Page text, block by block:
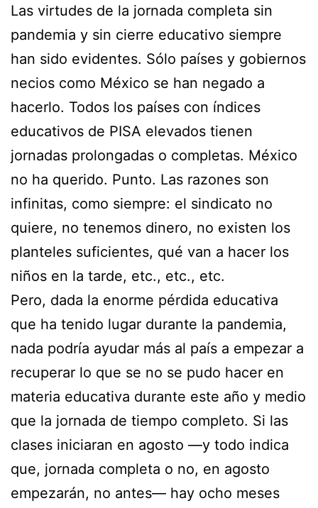
Las virtudes de la jornada completa sin
pandemia y sin cierre educativo siempre
han sido evidentes. Sólo países y gobiernos
necios como México se han negado a
hacerlo. Todos los países con índices
educativos de PISA elevados tienen
jornadas prolongadas o completas. México
no ha querido. Punto. Las razones son
infinitas, como siempre: el sindicato no
quiere, no tenemos dinero, no existen los
planteles suficientes, qué van a hacer los
niños en la tarde, etc., etc., etc.
Pero, dada la enorme pérdida educativa
que ha tenido lugar durante la pandemia,
nada podría ayudar más al país a empezar a
recuperar lo que se no se pudo hacer en
materia educativa durante este año y medio
que la jornada de tiempo completo. Si las
clases iniciaran en agosto —y todo indica
que, jornada completa o no, en agosto
empezarán, no antes— hay ocho meses